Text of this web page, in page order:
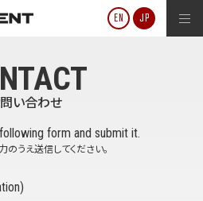
J-ENTERTAINMENT
EN JP
い合わせ
form and submit it.
うえ送信してください。